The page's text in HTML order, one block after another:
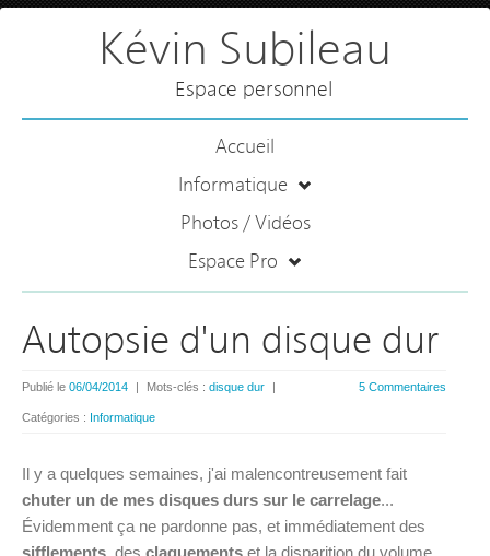
Kévin Subileau
Espace personnel
Accueil
Informatique
Photos / Vidéos
Espace Pro
Autopsie d'un disque dur
5 Commentaires
Publié le 06/04/2014 | Mots-clés : disque dur |
Catégories : Informatique
Il y a quelques semaines, j'ai malencontreusement fait
chuter un de mes disques durs sur le carrelage...
Évidemment ça ne pardonne pas, et immédiatement des
sifflements, des claquements et la disparition du volume